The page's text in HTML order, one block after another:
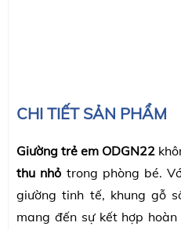
CHI TIẾT SẢN PHẨM
Giường trẻ em ODGN22
thu nhỏ trong phòng bé.
giường tinh tế, khung gỗ
mang đến sự kết hợp